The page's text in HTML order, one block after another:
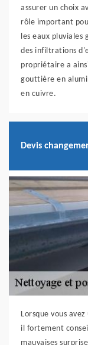
assurer un choix
rôle important
les eaux pluviales
des infiltrations
propriétaire a
gouttière en
en cuivre.
Devis
Lorsque vous
il fortement
mauvaises